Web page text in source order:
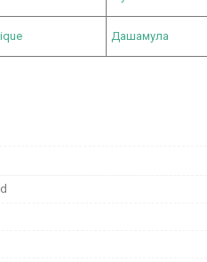
Дашамула